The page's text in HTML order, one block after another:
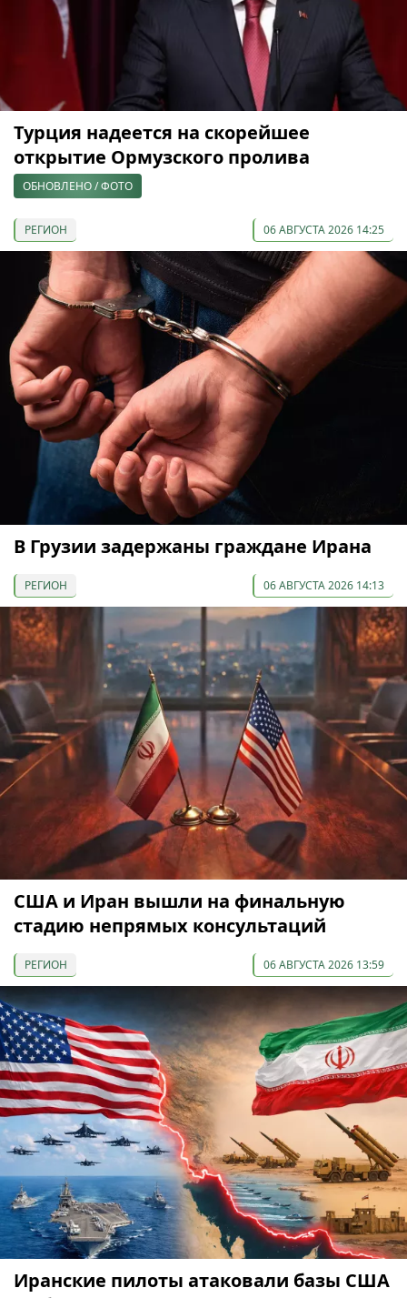
Турция надеется на скорейшее
открытие Ормузского пролива
ОБНОВЛЕНО / ФОТО
РЕГИОН 06 АВГУСТА 2026 14:25
В Грузии задержаны граждане Ирана
РЕГИОН 06 АВГУСТА 2026 14:13
США и Иран вышли на финальную
стадию непрямых консультаций
РЕГИОН 06 АВГУСТА 2026 13:59
Иранские пилоты атаковали базы США